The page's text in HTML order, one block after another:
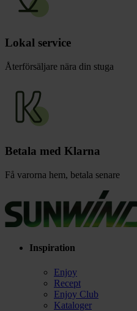
Lokal service
Återförsäljare nära din stuga
Betala med Klarna
Få varorna hem, betala senare
Inspiration
Enjoy
Recept
Enjoy Club
Kataloger